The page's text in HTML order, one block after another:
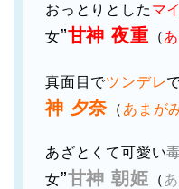
おっとりとした マ
女”甘神 夜重 （
真面目でツンデレ
神 夕奈 （ あまが
あざとくて可愛い
女”甘神 朝姫 （